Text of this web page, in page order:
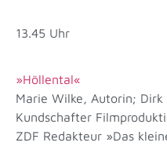
13.45 Uhr
»Höllental«
Marie Wilke, Autorin; Dirk
Kundschafter
ZDF Redakteur »Das